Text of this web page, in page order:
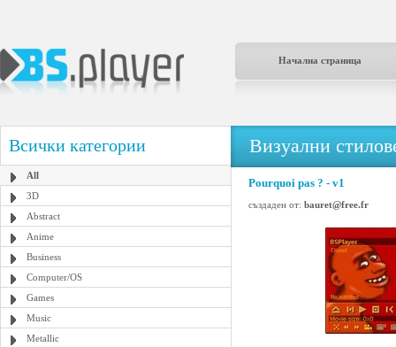
Начална страница
Всички категории
All
3D
Abstract
Anime
Business
Computer/OS
Games
Music
Metallic
Визуални
Pourquoi pas ? - v1
създаден от: bauret@free.fr